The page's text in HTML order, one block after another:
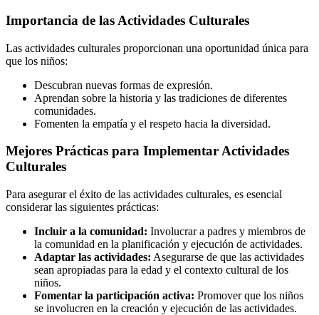
Importancia de las Actividades Culturales
Las actividades culturales proporcionan una oportunidad única para
que los niños:
Descubran nuevas formas de expresión.
Aprendan sobre la historia y las tradiciones de diferentes
comunidades.
Fomenten la empatía y el respeto hacia la diversidad.
Mejores Prácticas para Implementar Actividades
Culturales
Para asegurar el éxito de las actividades culturales, es esencial
considerar las siguientes prácticas:
Incluir a la comunidad: Involucrar a padres y miembros de
la comunidad en la planificación y ejecución de actividades.
Adaptar las actividades: Asegurarse de que las actividades
sean apropiadas para la edad y el contexto cultural de los
niños.
Fomentar la participación activa: Promover que los niños
se involucren en la creación y ejecución de las actividades.